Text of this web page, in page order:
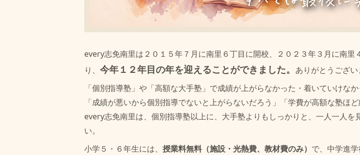
every志免南里は２０１５年７月に南里６丁目に開校、２０２３年３月に南
り、 今年１２年目の年を迎えることができました。 ありがとうござい
「個別指導塾」や「高額な大手塾」で成績が上がらなかった・着いていけな
「成績が悪いから個別指導でないと上がらないだろう」「学費が高額な塾ほ
every志免南里は、 個別指導塾以上に、大手塾よりもしっかりと、一人一人
い。
小学５・６年生には、 授業料無料（施設・光熱費、教材費のみ） で、中学進